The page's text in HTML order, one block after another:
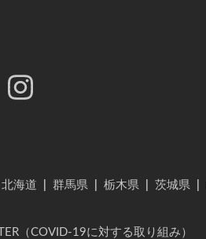
北海道 群馬県 栃木県 茨城県
（COVID-19に対する取り組み）